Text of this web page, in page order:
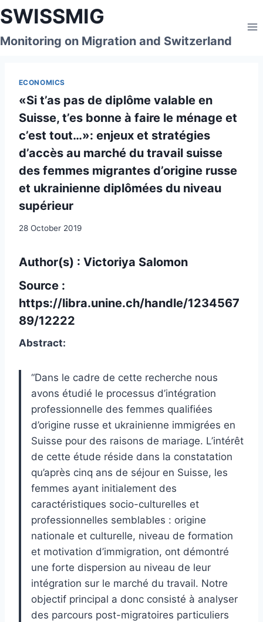
Skip
to
content
SWISSMIG
Monitoring on Migration and Switzerland
ECONOMICS
«Si t’as pas de diplôme valable en
Suisse, t’es bonne à faire le ménage et
c’est tout…»: enjeux et stratégies
d’accès au marché du travail suisse
des femmes migrantes d’origine russe
et ukrainienne diplômées du niveau
supérieur
28 October 2019
Author(s) : Victoriya Salomon
Source :
https://libra.unine.ch/handle/1234567
89/12222
Abstract:
“Dans le cadre de cette recherche nous
avons étudié le processus d’intégration
professionnelle des femmes qualifiées
d’origine russe et ukrainienne immigrées en
Suisse pour des raisons de mariage. L’intérêt
de cette étude réside dans la constatation
qu’après cinq ans de séjour en Suisse, les
femmes ayant initialement des
caractéristiques socio-culturelles et
professionnelles semblables : origine
nationale et culturelle, niveau de formation
et motivation d’immigration, ont démontré
une forte dispersion au niveau de leur
intégration sur le marché du travail. Notre
objectif principal a donc consisté à analyser
des parcours post-migratoires particuliers